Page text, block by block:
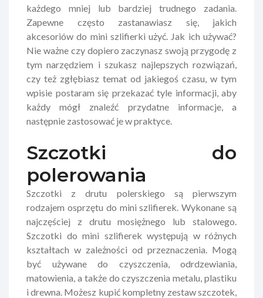
każdego mniej lub bardziej trudnego zadania.
Zapewne często zastanawiasz się, jakich
akcesoriów do mini szlifierki użyć. Jak ich używać?
Nie ważne czy dopiero zaczynasz swoją przygodę z
tym narzędziem i szukasz najlepszych rozwiązań,
czy też zgłębiasz temat od jakiegoś czasu, w tym
wpisie postaram się przekazać tyle informacji, aby
każdy mógł znaleźć przydatne informacje, a
następnie zastosować je w praktyce.
Szczotki do
polerowania
Szczotki z drutu polerskiego są pierwszym
rodzajem osprzętu do mini szlifierek. Wykonane są
najczęściej z drutu mosiężnego lub stalowego.
Szczotki do mini szlifierek występują w różnych
kształtach w zależności od przeznaczenia. Mogą
być używane do czyszczenia, odrdzewiania,
matowienia, a także do czyszczenia metalu, plastiku
i drewna. Możesz kupić kompletny zestaw szczotek,